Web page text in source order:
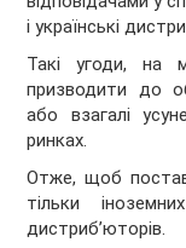
і українські
Такі угоди, на
призводити до
або взагалі
ринках.
Отже, щоб
тільки
дистриб’юторів.